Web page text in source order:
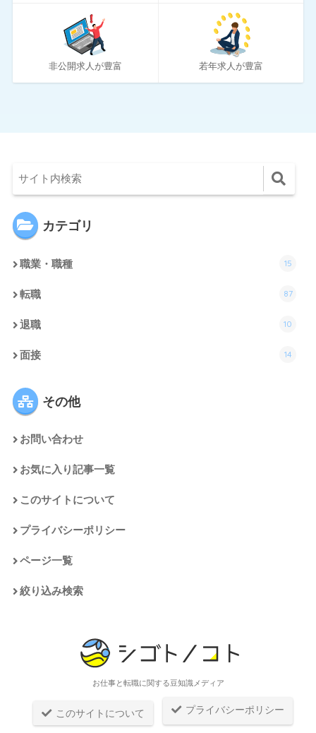
女性しごと応援テラス
社内SE転職ナビ
非公開求人が豊富 若年求人が豊富
カテゴリ
職業・職種 15
転職 87
退職 10
面接 14
その他
お問い合わせ
お気に入り記事一覧
このサイトについて
プライバシーポリシー
ページ一覧
絞り込み検索
お仕事と転職に関する豆知識メディア
このサイトについて プライバシーポリシー